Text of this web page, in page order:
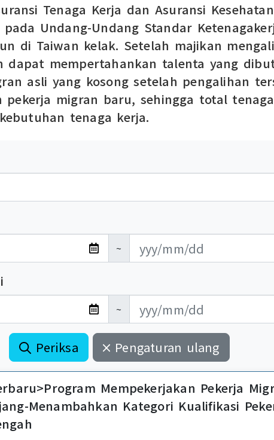
Tenaga Kerja dan Asuransi
Undang-Undang Standar
di Taiwan kelak. Setelah majikan
mempertahankan talenta yang
asli yang kosong setelah pengalihan
migran baru, sehingga total
tenaga kerja.
~
~
Periksa Pengaturan ulang
Mempekerjakan Pekerja Migran
Menambahkan Kategori Kualifikasi Pekerja